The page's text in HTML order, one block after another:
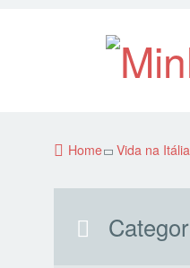
Home Vida na Itália